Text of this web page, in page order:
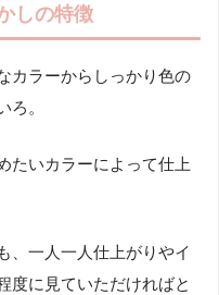
しの特徴
カラーからしっかり色の
ろ。
たいカラーによって仕上
、一人一人仕上がりやイ
度に見ていただければと